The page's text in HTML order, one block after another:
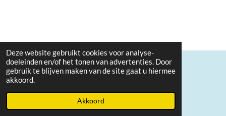
Deze website gebruikt cookies voor analyse-
doeleinden en/of het tonen van advertenties. Door
gebruik te blijven maken van de site gaat u hiermee
akkoord.
Akkoord
© 2020 - 2026 Uw Koninkrijk kome